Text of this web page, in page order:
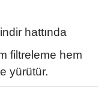
hattında
filtreleme hem
yürütür.